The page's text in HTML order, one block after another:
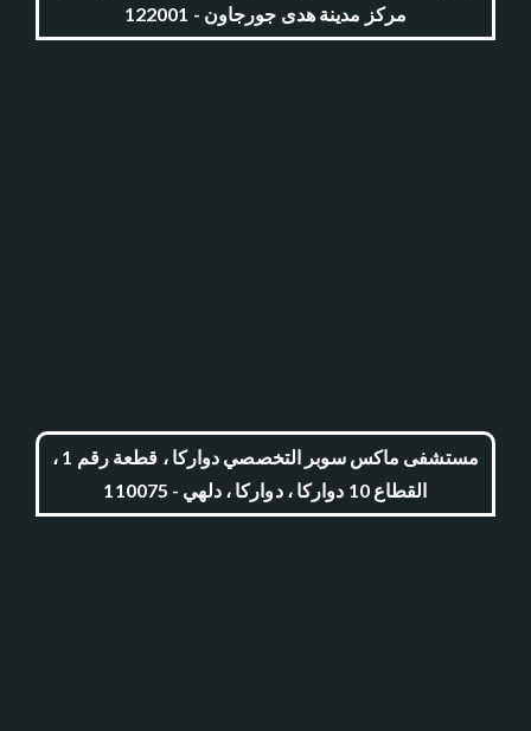
مركز مدينة هدى جورجاون - 122001
مستشفى ماكس سوبر التخصصي دواركا ، قطعة رقم 1 ،
القطاع 10 دواركا ، دواركا ، دلهي - 110075